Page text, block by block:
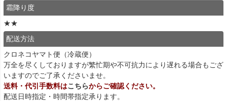
霜降り度
★★
配送方法
クロネコヤマト便（冷蔵便）
万全を尽くしておりますが繁忙期や不可抗力により遅れる場合もござ
いますのでご了承くださいませ。
送料・代引手数料はこちらからご確認ください。
配送日時指定・時間帯指定承ります。